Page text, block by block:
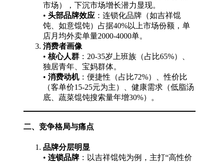
市场），下沉市场增长潜力显现。
• 头部品牌效应 ：连锁化品牌（如吉祥馄
饨、如意馄饨）占据40%以上市场份额，单
店月均外卖单量2000-4000单。
消费者画像
• 核心人群 ：20-35岁上班族（占比65%）、
独居青年、宝妈群体。
• 消费动机：便捷性（占比72%）、性价比
（客单价15-25元为主）、健康需求（低脂汤
底、蔬菜馄饨搜索量年增30%）。
二、竞争格局与痛点
品牌分层明显
• 连锁品牌 ：以吉祥馄饨为例，主打“高性价